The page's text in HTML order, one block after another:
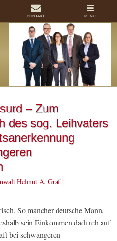
– Zum
des sog. Leihvaters
Helmut A. Graf|
So mancher deutsche Mann,
sein Einkommen dadurch auf
bei schwangeren
KONTAKT MENÜ